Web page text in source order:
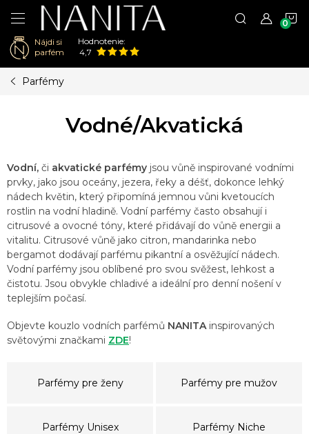
Nájdi si
parfém
Hodnotenie:
4,7
Parfémy
Vodné/Akvatická
Vodní, či akvatické parfémy jsou vůně inspirované vodními
prvky, jako jsou oceány, jezera, řeky a déšť, dokonce lehký
nádech květin, který připomíná jemnou vůni kvetoucích
rostlin na vodní hladině. Vodní parfémy často obsahují i
citrusové a ovocné tóny, které přidávají do vůně energii a
vitalitu. Citrusové vůně jako citron, mandarinka nebo
bergamot dodávají parfému pikantní a osvěžující nádech.
Vodní parfémy jsou oblíbené pro svou svěžest, lehkost a
čistotu. Jsou obvykle chladivé a ideální pro denní nošení v
teplejším počasí.
Objevte kouzlo vodních parfémů NANITAinspirovaných
světovými značkami ZDE!
Parfémy pre ženy Parfémy pre mužov
Parfémy Unisex Parfémy Niche